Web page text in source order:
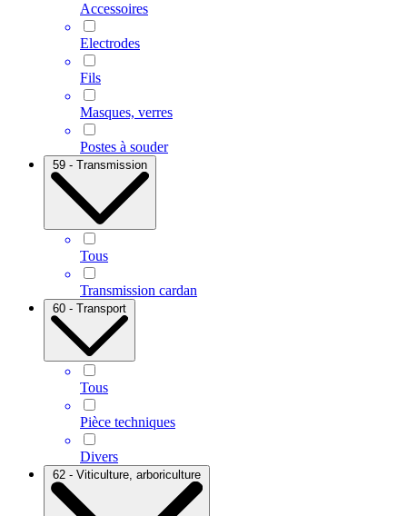
Accessoires
Electrodes
Fils
Masques, verres
Postes à souder
59 - Transmission
Tous
Transmission cardan
60 - Transport
Tous
Pièce techniques
Divers
62 - Viticulture, arboriculture